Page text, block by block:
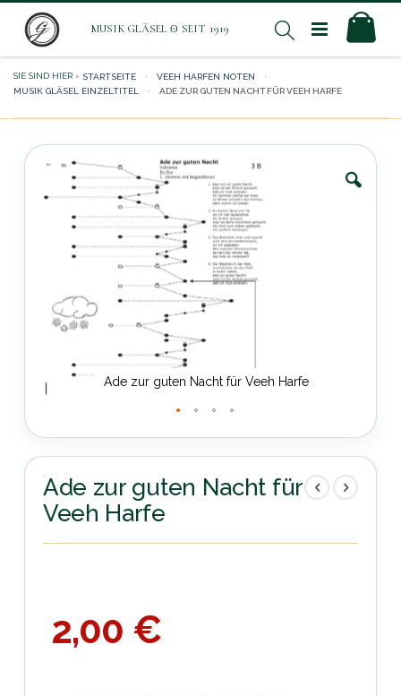
Direkt
zum
Suche
STARTSEITE
VEEH HARFEN NOTEN
MUSIK GLÄSEL EINZELTITEL
ADE ZUR GUTEN NACHT FÜR VEEH HARFE
Zum
Bildergalerie
springen
Ade zur guten Nacht für Veeh Harfe
Zum
Anfang
der
Bildergalerie
springen
Ade zur guten Nacht für
Veeh Harfe
2,00 €